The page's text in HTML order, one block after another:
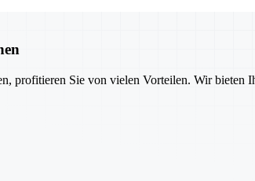
profitieren Sie von vielen Vorteilen. Wir